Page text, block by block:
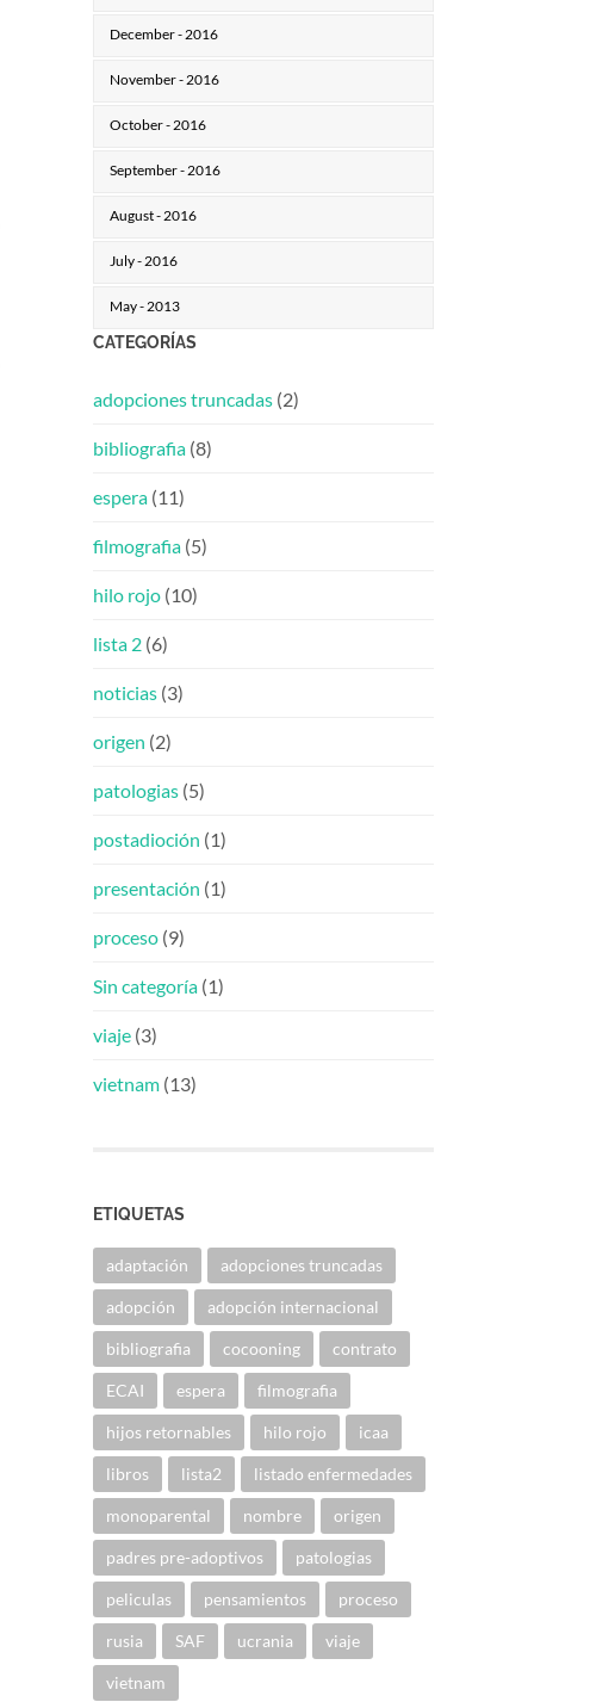
December - 2016
November - 2016
October - 2016
September - 2016
August - 2016
July - 2016
May - 2013
CATEGORÍAS
adopciones truncadas (2)
bibliografia (8)
espera (11)
filmografia (5)
hilo rojo (10)
lista 2 (6)
noticias (3)
origen (2)
patologias (5)
postadioción (1)
presentación (1)
proceso (9)
Sin categoría (1)
viaje (3)
vietnam (13)
ETIQUETAS
adaptación adopciones truncadas
adopción adopción internacional
bibliografia cocooning contrato
ECAI espera filmografia
hijos retornables hilo rojo icaa
libros lista2 listado enfermedades
monoparental nombre origen
padres pre-adoptivos patologias
peliculas pensamientos proceso
rusia SAF ucrania viaje
vietnam